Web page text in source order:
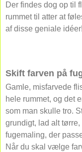
Der findes dog op til
rummet til atter at
af disse geniale idéer!
Skift farven på
Gamle, misfarvede
hele rummet, og det
som man skulle tro.
grundigt, lad alt
fugemaling, der
Når du skal vælge